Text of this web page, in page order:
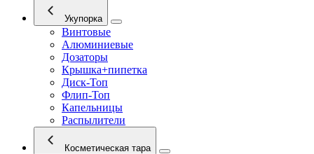
Укупорка
Винтовые
Алюминиевые
Дозаторы
Крышка+пипетка
Диск-Топ
Флип-Топ
Капельницы
Распылители
Косметическая тара